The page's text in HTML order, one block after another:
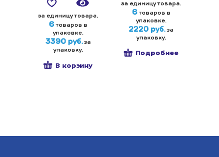
за единицу товара.
6товаров в
упаковке.
3390 руб.за
упаковку.
В корзину
за единицу товара.
6товаров в
упаковке.
2220 руб.за
упаковку.
Подробнее